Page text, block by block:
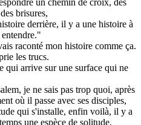
un chemin de croix, des
brisures,
derrière, il y a une histoire à
raconté mon histoire comme ça.
les trucs.
qui arrive sur une surface qui ne
je ne sais pas trop quoi, après
où il passe avec ses disciples,
qui s'installe, enfin voilà, il y a
une espèce de solitude,